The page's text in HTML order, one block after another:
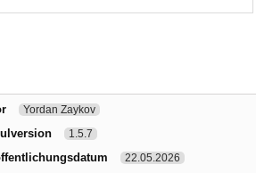
Yordan Zaykov
1.5.7
22.05.2026